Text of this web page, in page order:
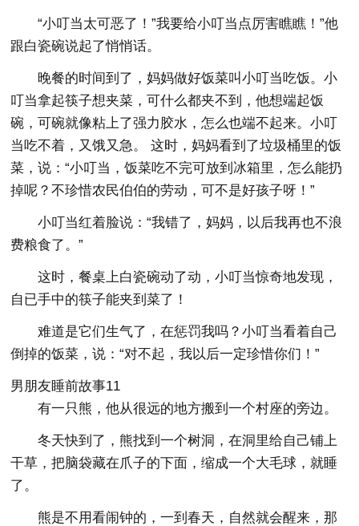
“小叮当太可恶了！”我要给小叮当点厉害瞧瞧！”他
跟白瓷碗说起了悄悄话。
晚餐的时间到了，妈妈做好饭菜叫小叮当吃饭。小
叮当拿起筷子想夹菜，可什么都夹不到，他想端起饭
碗，可碗就像粘上了强力胶水，怎么也端不起来。小叮
当吃不着，又饿又急。 这时，妈妈看到了垃圾桶里的饭
菜，说：“小叮当，饭菜吃不完可放到冰箱里，怎么能扔
掉呢？不珍惜农民伯伯的劳动，可不是好孩子呀！”
小叮当红着脸说：“我错了，妈妈，以后我再也不浪
费粮食了。”
这时，餐桌上白瓷碗动了动，小叮当惊奇地发现，
自已手中的筷子能夹到菜了！
难道是它们生气了，在惩罚我吗？小叮当看着自己
倒掉的饭菜，说：“对不起，我以后一定珍惜你们！”
男朋友睡前故事11
有一只熊，他从很远的地方搬到一个村座的旁边。
冬天快到了，熊找到一个树洞，在洞里给自己铺上
干草，把脑袋藏在爪子的下面，缩成一个大毛球，就睡
了。
熊是不用看闹钟的，一到春天，自然就会醒来，那